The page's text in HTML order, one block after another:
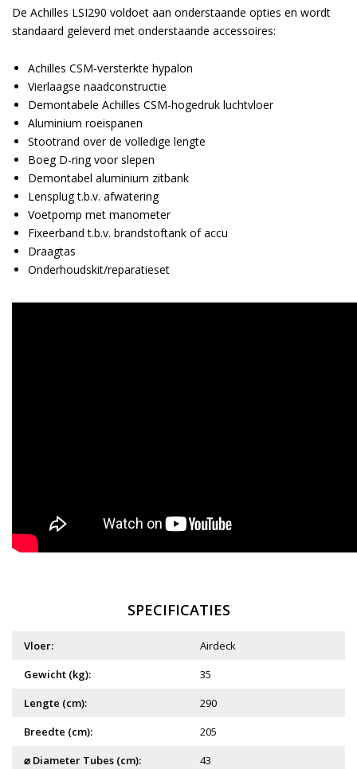
De Achilles LSI290 voldoet aan onderstaande opties en wordt
standaard geleverd met onderstaande accessoires:
Achilles CSM-versterkte hypalon
Vierlaagse naadconstructie
Demontabele Achilles CSM-hogedruk luchtvloer
Aluminium roeispanen
Stootrand over de volledige lengte
Boeg D-ring voor slepen
Demontabel aluminium zitbank
Lensplug t.b.v. afwatering
Voetpomp met manometer
Fixeerband t.b.v. brandstoftank of accu
Draagtas
Onderhoudskit/reparatieset
SPECIFICATIES
Vloer:
Airdeck
Gewicht (kg):
35
Lengte (cm):
290
Breedte (cm):
205
⌀ Diameter Tubes (cm):
43